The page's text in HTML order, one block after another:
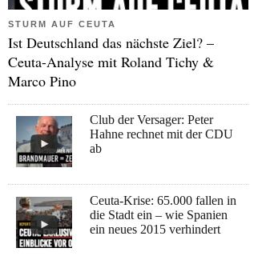
STURM AUF CEUTA
Ist Deutschland das nächste Ziel? –
Ceuta-Analyse mit Roland Tichy &
Marco Pino
Club der Versager: Peter
Hahne rechnet mit der CDU
ab
Ceuta-Krise: 65.000 fallen in
die Stadt ein – wie Spanien
ein neues 2015 verhindert